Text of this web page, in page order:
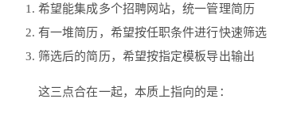
希望能集成多个招聘网站，统一管理简历
有一堆简历，希望按任职条件进行快速筛选
筛选后的简历，希望按指定模板导出输出
这三点合在一起，本质上指向的是：